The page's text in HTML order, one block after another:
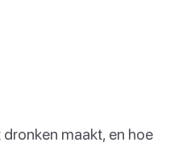
maakt, en hoe